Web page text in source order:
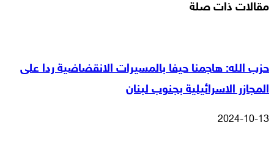
مقالات ذات صلة
حزب الله: هاجمنا حيفا بالمسيرات الانقضاضية ردا على
المجازر الاسرائيلية بجنوب لبنان
2024-10-13